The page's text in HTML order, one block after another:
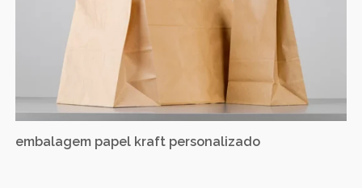
embalagem papel kraft personalizado